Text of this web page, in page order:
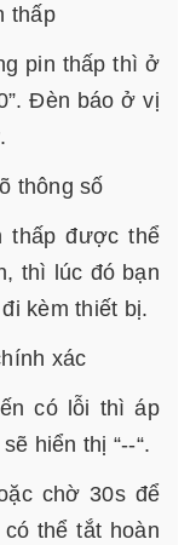
thấp
pin thấp thì ở
Đèn báo ở vị
thông số
thấp được thể
thì lúc đó bạn
kèm thiết bị.
xác
có lỗi thì áp
hiển thị “--“.
chờ 30s để
thể tắt hoàn